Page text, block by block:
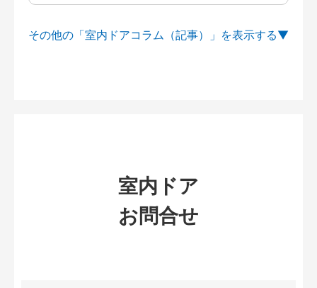
その他の「室内ドアコラム（記事）」を
室内ドア
お問合せ